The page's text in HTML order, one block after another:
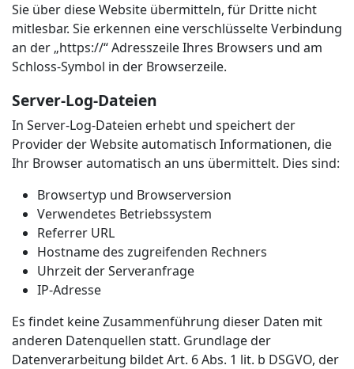
Sie über diese Website übermitteln, für Dritte nicht
mitlesbar. Sie erkennen eine verschlüsselte Verbindung
an der „https://“ Adresszeile Ihres Browsers und am
Schloss-Symbol in der Browserzeile.
Server-Log-Dateien
In Server-Log-Dateien erhebt und speichert der
Provider der Website automatisch Informationen, die
Ihr Browser automatisch an uns übermittelt. Dies sind:
Browsertyp und Browserversion
Verwendetes Betriebssystem
Referrer URL
Hostname des zugreifenden Rechners
Uhrzeit der Serveranfrage
IP-Adresse
Es findet keine Zusammenführung dieser Daten mit
anderen Datenquellen statt. Grundlage der
Datenverarbeitung bildet Art. 6 Abs. 1 lit. b DSGVO, der